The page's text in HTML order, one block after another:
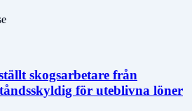
skogsarbetare från
för uteblivna löner